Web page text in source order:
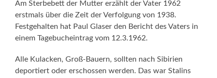
Am Sterbebett der Mutter erzählt der Vater 1962
erstmals über die Zeit der Verfolgung von 1938.
Festgehalten hat Paul Glaser den Bericht des Vaters in
einem Tagebucheintrag vom 12.3.1962.
Alle Kulacken, Groß-Bauern, sollten nach Sibirien
deportiert oder erschossen werden. Das war Stalins